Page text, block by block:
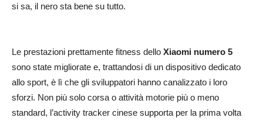
si sa, il nero sta bene su tutto.
Le prestazioni prettamente fitness dello Xiaomi numero 5
sono state migliorate e, trattandosi di un dispositivo dedicato
allo sport, è lì che gli sviluppatori hanno canalizzato i loro
sforzi. Non più solo corsa o attività motorie più o meno
standard, l’activity tracker cinese supporta per la prima volta